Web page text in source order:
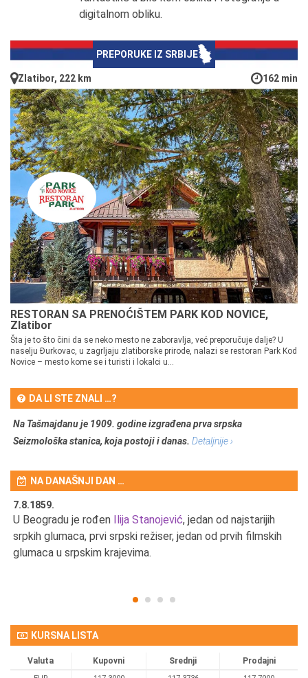
digitalnom obliku.
PREPORUKE IZ SRBIJE
Zlatibor, 222 km 162 min
RESTORAN SA PRENOĆIŠTEM PARK KOD NOVICE,
Zlatibor
Šta je to što čini da se neko mesto ne zaboravlja, već preporučuje dalje? U
naselju Đurkovac, u zagrljaju zlatiborske prirode, nalazi se restoran Park Kod
Novice – mesto kome se i turisti i lokalci u...
DA LI STE ZNALI …?
Na Tašmajdanu je 1909. godine izgrađena prva srpska
Seizmološka stanica, koja postoji i danas. Detaljnije ›
NA DANAŠNJI DAN …
7.8.1859.
U Beogradu je rođen Ilija Stanojević, jedan od najstarijih
srpkih glumaca, prvi srpski režiser, jedan od prvih filmskih
glumaca u srpskim krajevima.
KURSNA LISTA
Valuta Kupovni Srednji Prodajni